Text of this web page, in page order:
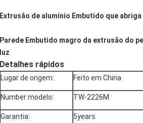
Extrusão de alumínio Embutido que
Parede Embutido magro da extrusão do
luz
Detalhes rápidos
Lugar de origem: Feito em China
Number modelo: TW-2226M
Garantia: 5years